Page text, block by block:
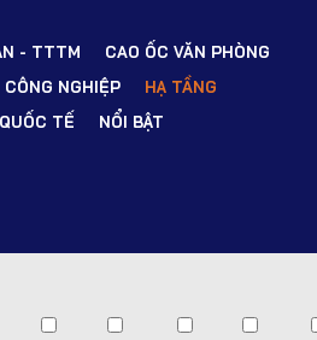
- TTTM
CAO ỐC VĂN PHÒNG
CÔNG NGHIỆP
HẠ TẦNG
TẾ NỔI BẬT